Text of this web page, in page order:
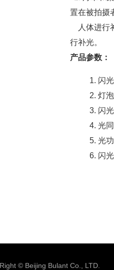
置在被拍摄
人体进行
行补光。
产品参数：
闪
灯
闪
光
光
闪
© Beijing Bulant Co., LTD.